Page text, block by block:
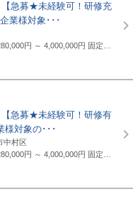
【急募★未経験可！研修充
業様対象･･･
円 ～ 4,000,000円 固定給制 月給16万円～25万円（諸手当含まず）＋報奨金＋賞与年2回 ※地域・能力により異なります。 ◆正職員の平均給与例 434,000円(2019年度実績) ※上記には賞与は含まれていません。 ◆支給例 月給20万円～／東京・神奈川・千葉・埼玉の支社 月給19万円～／愛知・三重・京都・大阪の支社 月給18万円～／山梨・岐阜・静岡・滋賀・兵庫・広島・福岡の支社 ※一部支社により異なる ※入社前に行なわれる研修の受講手当は日給3500円～4000円（地域により異なる） ◆通勤交通費 月額3万5千円まで全額支給(超過部分は2万円まで半額支給)
【急募★未経験可！研修有
様対象の･･･
中村区
円 ～ 4,000,000円 固定給制 月給16万円～25万円（諸手当含まず）＋報奨金＋賞与年2回 ※地域・能力により異なります。 ◆正職員の平均給与例 平均給与：434,000円(2019年度実績) ※上記には賞与は含まれていません。 ◆支給例 月給20万円～／東京・神奈川・千葉・埼玉の支社 月給19万円～／愛知・三重・京都・大阪の支社 月給18万円～／山梨・岐阜・静岡・滋賀・兵庫・広島・福岡の支社 ※一部支社により異なる ※入社前に行なわれる研修の受講手当は日給3500円～4000円（地域により異なる） ◆通勤交通費 月額3万5千円まで全額支給(超過部分は2万円まで半額支給)